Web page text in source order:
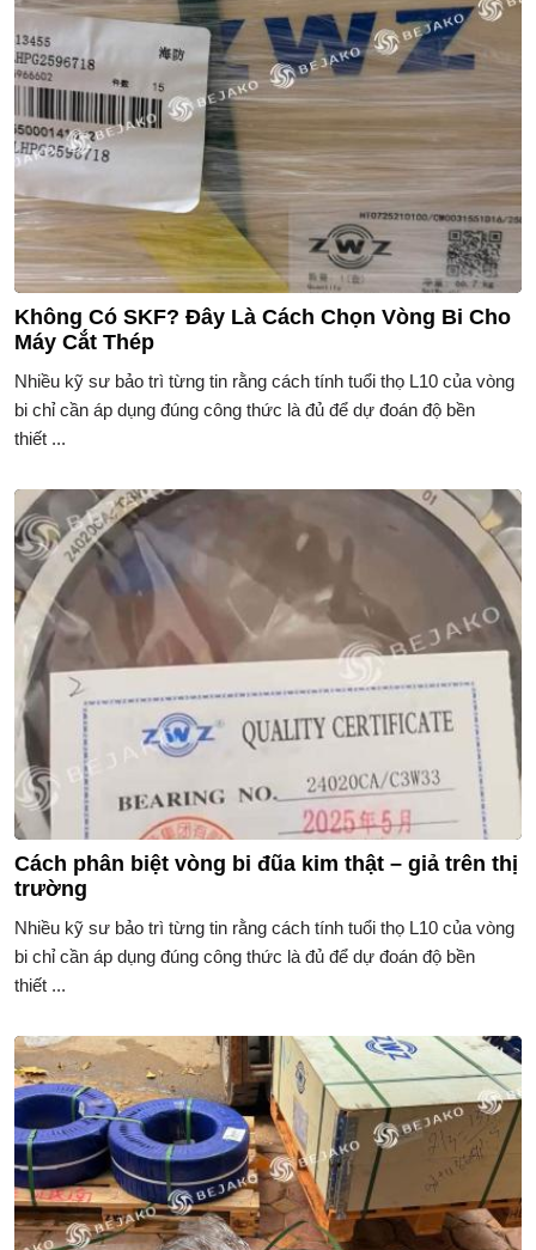
Không Có SKF? Đây Là Cách Chọn Vòng Bi Cho
Máy Cắt Thép
Nhiều kỹ sư bảo trì từng tin rằng cách tính tuổi thọ L10 của vòng
bi chỉ cần áp dụng đúng công thức là đủ để dự đoán độ bền
thiết ...
Cách phân biệt vòng bi đũa kim thật – giả trên thị
trường
Nhiều kỹ sư bảo trì từng tin rằng cách tính tuổi thọ L10 của vòng
bi chỉ cần áp dụng đúng công thức là đủ để dự đoán độ bền
thiết ...